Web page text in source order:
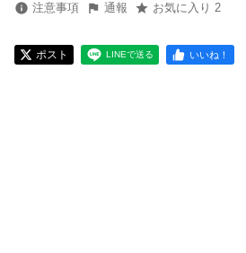
注意事項 通報 お気に入り 2
ポスト LINEで送る いいね！